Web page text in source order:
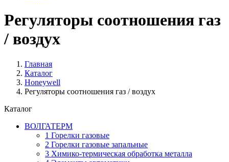
Регуляторы соотношения газ
/ воздух
Главная
Каталог
Honeywell
Регуляторы соотношения газ / воздух
Каталог
ВОЛГАТЕРМ
1 Горелки газовые
2 Горелки газовые запальные
3 Химико-термическая обработка металла